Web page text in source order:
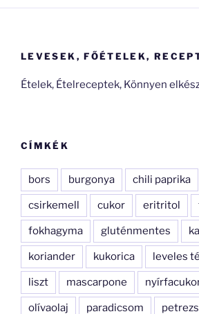
LEVESEK, FŐÉTELEK,
Ételek, Ételreceptek, Könnyen
CÍMKÉK
bors burgonya chili paprika
csirkemell cukor eritritol
fokhagyma gluténmentes
koriander kukorica leveles
liszt mascarpone
olívaolaj paradicsom